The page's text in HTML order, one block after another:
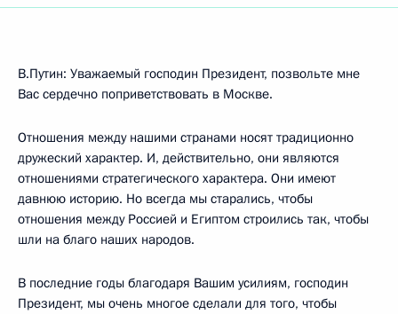
В.Путин: Уважаемый господин Президент, позвольте мне
Вас сердечно поприветствовать в Москве.
Отношения между нашими странами носят традиционно
дружеский характер. И, действительно, они являются
отношениями стратегического характера. Они имеют
давнюю историю. Но всегда мы старались, чтобы
отношения между Россией и Египтом строились так, чтобы
шли на благо наших народов.
В последние годы благодаря Вашим усилиям, господин
Президент, мы очень многое сделали для того, чтобы